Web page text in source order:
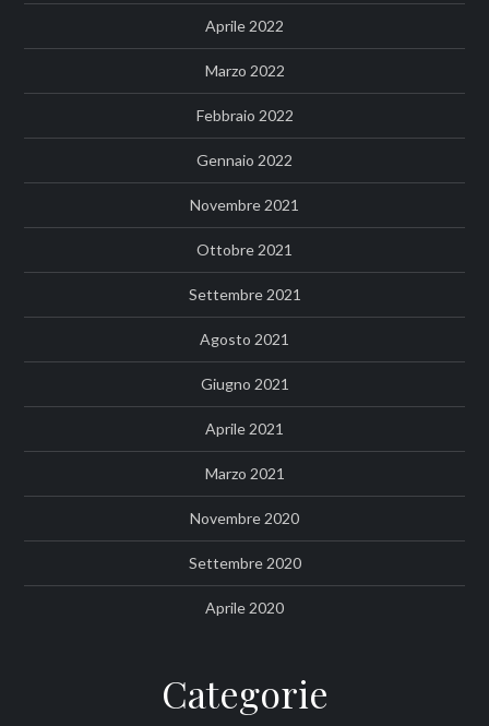
Aprile 2022
Marzo 2022
Febbraio 2022
Gennaio 2022
Novembre 2021
Ottobre 2021
Settembre 2021
Agosto 2021
Giugno 2021
Aprile 2021
Marzo 2021
Novembre 2020
Settembre 2020
Aprile 2020
Categorie